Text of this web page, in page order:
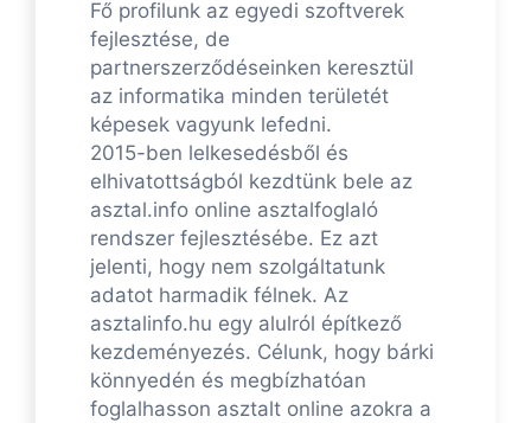
Fő profilunk az egyedi szoftverek
fejlesztése, de
partnerszerződéseinken keresztül
az informatika minden területét
képesek vagyunk lefedni.
2015-ben lelkesedésből és
elhivatottságból kezdtünk bele az
asztal.info online asztalfoglaló
rendszer fejlesztésébe. Ez azt
jelenti, hogy nem szolgáltatunk
adatot harmadik félnek. Az
asztalinfo.hu egy alulról építkező
kezdeményezés. Célunk, hogy bárki
könnyedén és megbízhatóan
foglalhasson asztalt online azokra a